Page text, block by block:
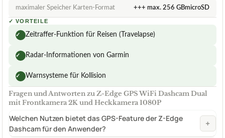
maximaler Speicher Karten-Format +++ max. 256 GBmicroSD
✓ VORTEILE
✓ Zeitraffer-Funktion für Reisen (Travelapse)
✓ Radar-Informationen von Garmin
✓ Warnsysteme für Kollision
Fragen und Antworten zu Z-Edge GPS WiFi Dashcam Dual
mit Frontkamera 2K und Heckkamera 1080P
Welchen Nutzen bietet das GPS-Feature der Z-Edge
Dashcam für den Anwender?
+